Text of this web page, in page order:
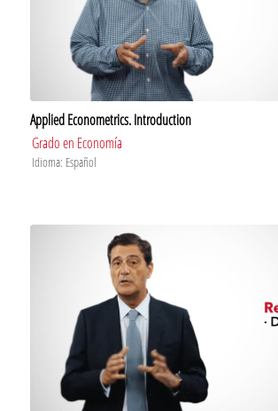
Applied Econometrics. Introduction
Grado en Economía
Idioma: Español